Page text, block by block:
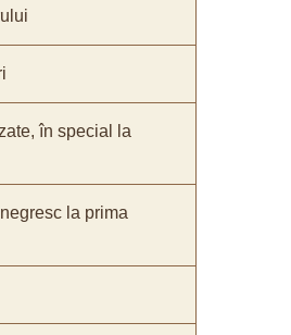
în special la
la prima